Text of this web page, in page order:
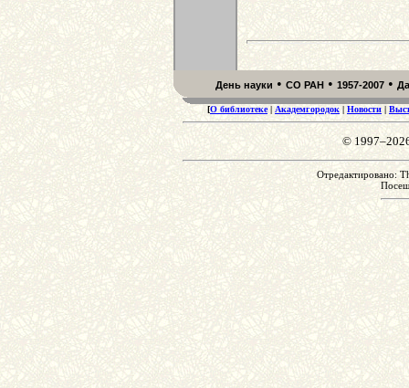
День науки • СО РАН • 1957-2007 •
[О библиотеке| Академгородок | Новости |
©
Отредактировано: